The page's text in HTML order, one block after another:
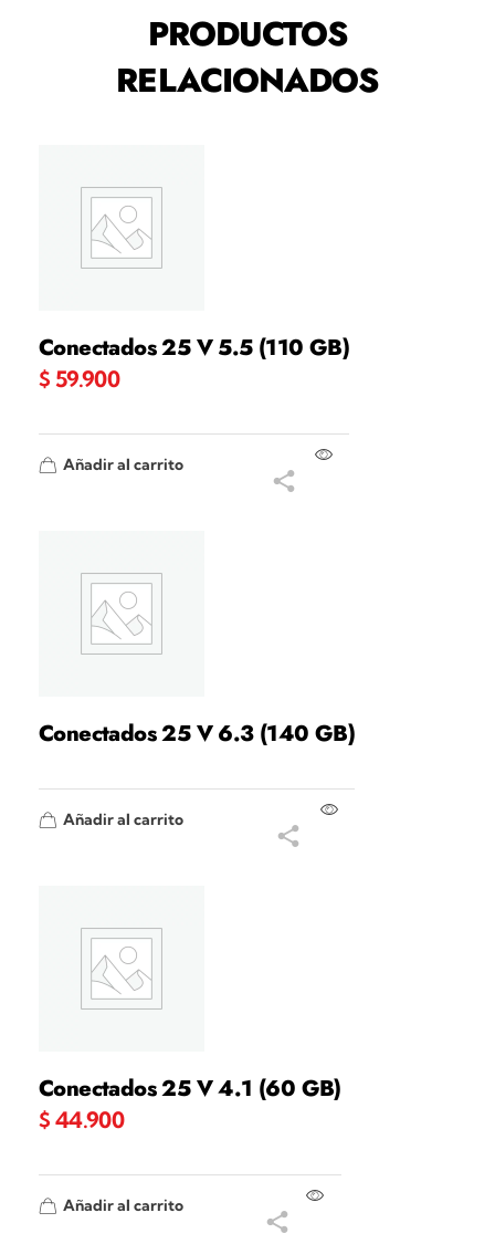
PRODUCTOS
RELACIONADOS
Conectados 25 V 5.5 (110 GB)
$ 59.900
Añadir al carrito
Conectados 25 V 6.3 (140 GB)
Añadir al carrito
Conectados 25 V 4.1 (60 GB)
$ 44.900
Añadir al carrito